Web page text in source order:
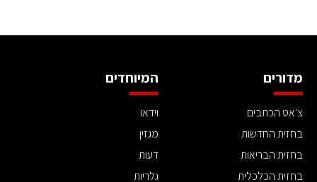
מדורים
צ'אט הכתבים
בחזית החדשות
בחזית הבריאות
בחזית הכלכלית
המיוחדים
וידאו
מגזין
דעות
גלריות